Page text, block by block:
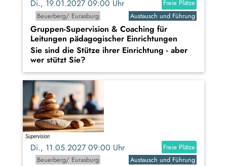
Di., 19.01.2027 09:00 Uhr
Freie Plätze
Beuerberg/ Eurasburg
Austausch und Führung
Gruppen-Supervision & Coaching für
Leitungen pädagogischer Einrichtungen
Sie sind die Stütze ihrer Einrichtung - aber
wer stützt Sie?
Di., 11.05.2027 09:00 Uhr
Freie Plätze
Beuerberg/ Eurasburg
Austausch und Führung